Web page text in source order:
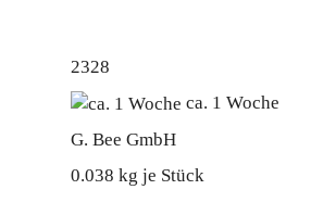
2328
ca. 1 Woche
G. Bee GmbH
0.038 kg je Stück